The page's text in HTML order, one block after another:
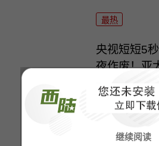
继续阅读
最热
央视短短5
夜作废！亚
最热
五角大楼
国导弹不如